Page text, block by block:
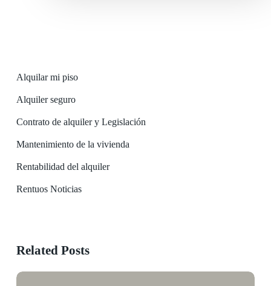
Alquilar mi piso
Alquiler seguro
Contrato de alquiler y Legislación
Mantenimiento de la vivienda
Rentabilidad del alquiler
Rentuos Noticias
Related Posts
Propietario